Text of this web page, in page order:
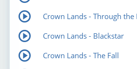
Crown Lands - Through the
Crown Lands - Blackstar
Crown Lands - The Fall